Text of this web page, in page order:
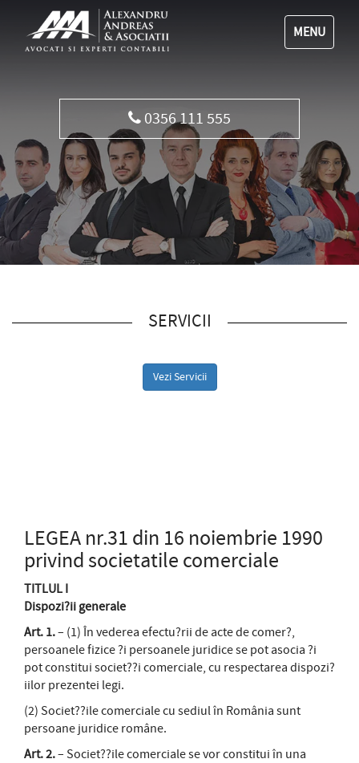
MENU
Vorbeste acum cu un Avocat
SERVICII
Vezi Servicii
LEGEA nr.31 din 16 noiembrie 1990
privind societatile comerciale
TITLUL I
Dispozi?ii generale
Art. 1.– (1) În vederea efectu?rii de acte de comer?,
persoanele fizice ?i persoanele juridice se pot asocia ?i
pot constitui societ??i comerciale, cu respectarea dispozi?
iilor prezentei legi.
(2) Societ??ile comerciale cu sediul în România sunt
persoane juridice române.
Art. 2.– Societ??ile comerciale se vor constitui în una